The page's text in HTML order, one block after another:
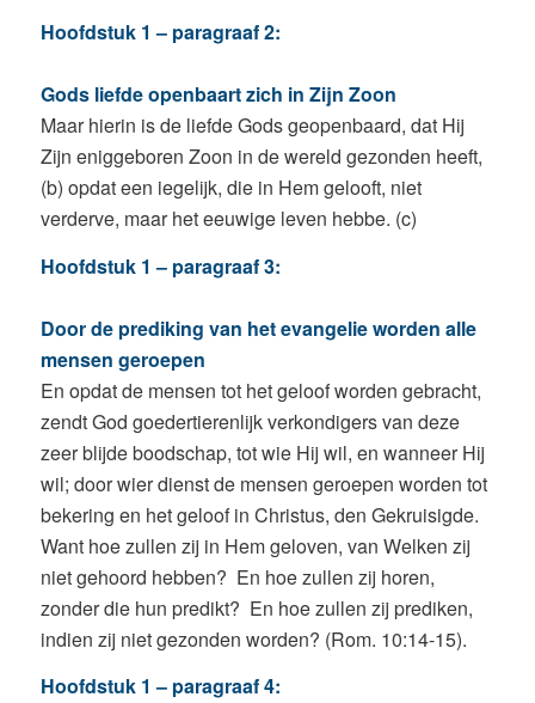
Hoofdstuk 1 – paragraaf 2:
Gods liefde openbaart zich in Zijn Zoon
Maar hierin is de liefde Gods geopenbaard, dat Hij
Zijn eniggeboren Zoon in de wereld gezonden heeft,
(b) opdat een iegelijk, die in Hem gelooft, niet
verderve, maar het eeuwige leven hebbe. (c)
Hoofdstuk 1 – paragraaf 3:
Door de prediking van het evangelie worden alle
mensen geroepen
En opdat de mensen tot het geloof worden gebracht,
zendt God goedertierenlijk verkondigers van deze
zeer blijde boodschap, tot wie Hij wil, en wanneer Hij
wil; door wier dienst de mensen geroepen worden tot
bekering en het geloof in Christus, den Gekruisigde.
Want hoe zullen zij in Hem geloven, van Welken zij
niet gehoord hebben? En hoe zullen zij horen,
zonder die hun predikt? En hoe zullen zij prediken,
indien zij niet gezonden worden? (Rom. 10:14-15).
Hoofdstuk 1 – paragraaf 4: